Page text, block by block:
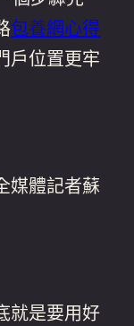
包養網心得
戶位置更牢
媒體記者蘇
就是要用好